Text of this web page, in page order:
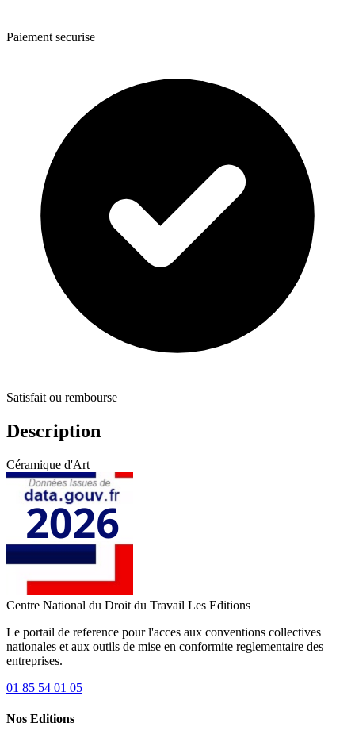
Paiement securise
Satisfait ou rembourse
Description
Céramique d'Art
Centre National du Droit du Travail Les Editions
Le portail de reference pour l'acces aux conventions collectives
nationales et aux outils de mise en conformite reglementaire des
entreprises.
01 85 54 01 05
Nos Editions